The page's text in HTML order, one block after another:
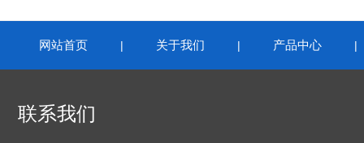
网站首页 | 关于我们 | 产品中心 |
联系我们